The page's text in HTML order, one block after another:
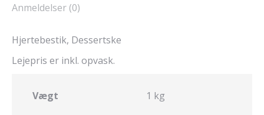
Anmeldelser (0)
Hjertebestik, Dessertske
Lejepris er inkl. opvask.
Vægt 1 kg